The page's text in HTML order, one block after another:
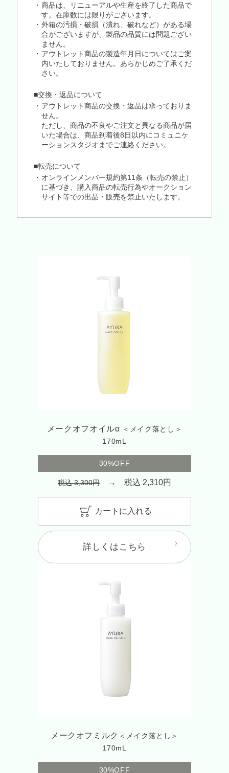
商品は、リニューアルや生産を終了した商品で
す。在庫数には限りがございます。
外箱の汚損・破損（潰れ、破れなど）がある場
合がございますが、製品の品質には問題ござい
ません。
アウトレット商品の製造年月日についてはご案
内いたしておりません。あらかじめご了承くだ
さい。
■交換・返品について
アウトレット商品の交換・返品は承っておりま
せん。
ただし、商品の不良やご注文と異なる商品が届
いた場合は、商品到着後8日以内にコミュニケ
ーションスタジオまでご連絡ください。
■転売について
オンラインメンバー規約第11条（転売の禁止）
に基づき、購入商品の転売行為やオークション
サイト等での出品・販売を禁止いたします。
メークオフオイルα ＜メイク落とし＞
170mL
30%OFF
税込 3,300円 → 税込 2,310円
カートに入れる
詳しくはこちら
メークオフミルク ＜メイク落とし＞
170mL
30%OFF